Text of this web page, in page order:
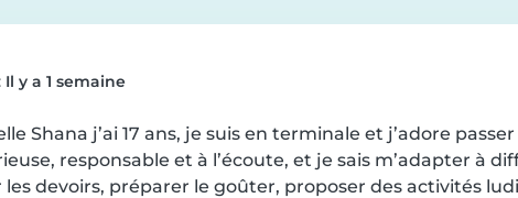
Il y a 1 semaine
Shana j’ai 17 ans, je suis en terminale et j’adore
responsable et à l’écoute, et je sais m’adapter à
devoirs, préparer le goûter, proposer des activités